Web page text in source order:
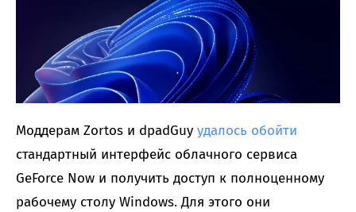
Моддерам Zortos и dpadGuy удалось обойти
стандартный интерфейс облачного сервиса
GeForce Now и получить доступ к полноценному
рабочему столу Windows. Для этого они